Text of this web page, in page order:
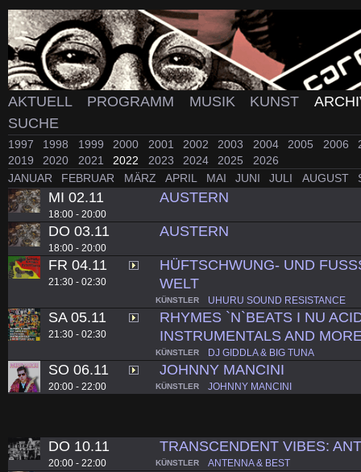
AKTUELL PROGRAMM MUSIK KUNST
SUCHE
1997 1998 1999 2000 2001 2002 2003 2004 2005 2006
2019
2020 2021 2022 2023 2024 2025
2026
JANUAR
FEBRUAR MÄRZ APRIL MAI JUNI JULI AUGUST
MI 02.11
18:00 - 20:00
AUSTERN
DO 03.11
18:00 - 20:00
AUSTERN
FR 04.11
21:30 - 02:30
HÜFTSCHWUNG- UND
WELT
KÜNSTLER UHURU SOUND RESISTANCE
SA 05.11
21:30 - 02:30
RHYMES `N`BEATS I NU
INSTRUMENTALS AND
KÜNSTLER DJ GIDDLA & BIG TUNA
SO 06.11
20:00 - 22:00
JOHNNY MANCINI
KÜNSTLER JOHNNY MANCINI
DO 10.11
20:00 - 22:00
TRANSCENDENT VIBES:
KÜNSTLER ANTENNA & BEST